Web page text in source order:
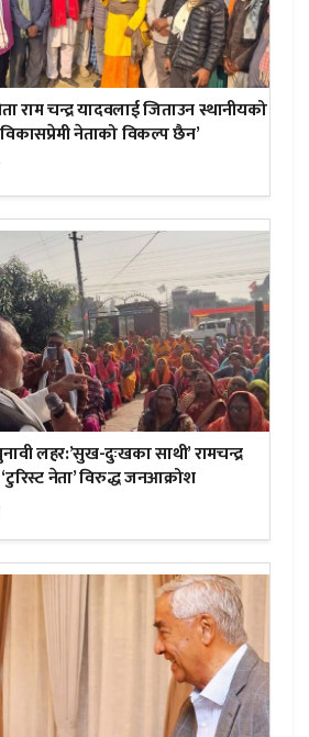
राम चन्द्र यादवलाई जिताउन स्थानीयको
नेताको विकल्प छैन’
लहर:’सुख-दुःखका साथी’ रामचन्द्र
नेता’ विरुद्ध जनआक्रोश